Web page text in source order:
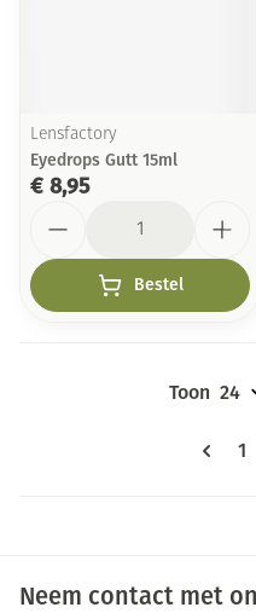
Lensfactory
Eyedrops Gutt 15ml
€ 8,95
Bestel
U
1
Toon
Neem contact met